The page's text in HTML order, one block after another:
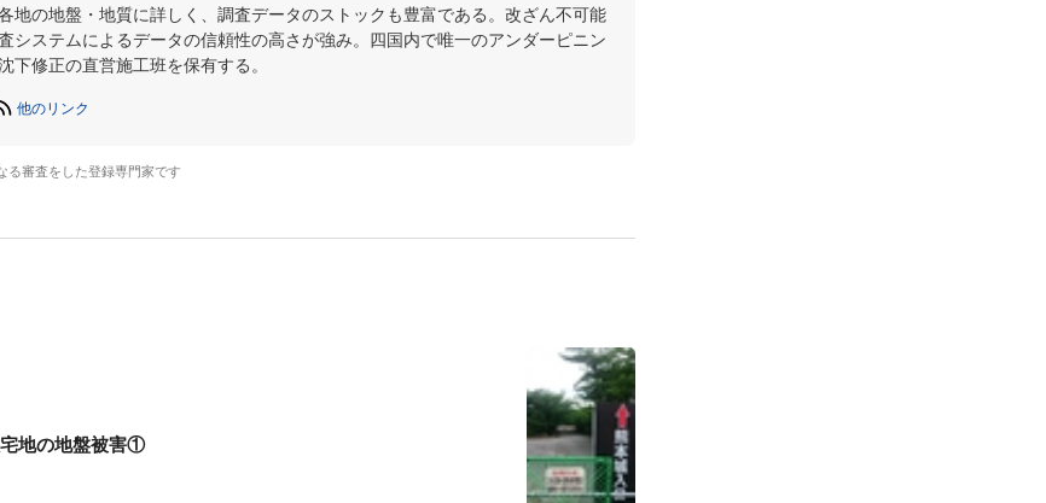
地の地盤・地質に詳しく、調査データのストックも豊富である。改ざん不可能
システムによるデータの信頼性の高さが強み。四国内で唯一のアンダーピニン
下修正の直営施工班を保有する。
他のリンク
る審査をした登録専門家です
地の地盤被害①